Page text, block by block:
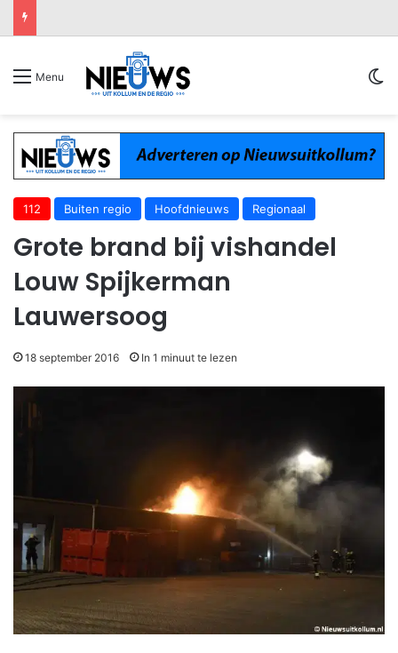
Menu
112 Buiten regio Hoofdnieuws Regionaal
Grote brand bij vishandel
Louw Spijkerman
Lauwersoog
18 september 2016 In 1 minuut te lezen